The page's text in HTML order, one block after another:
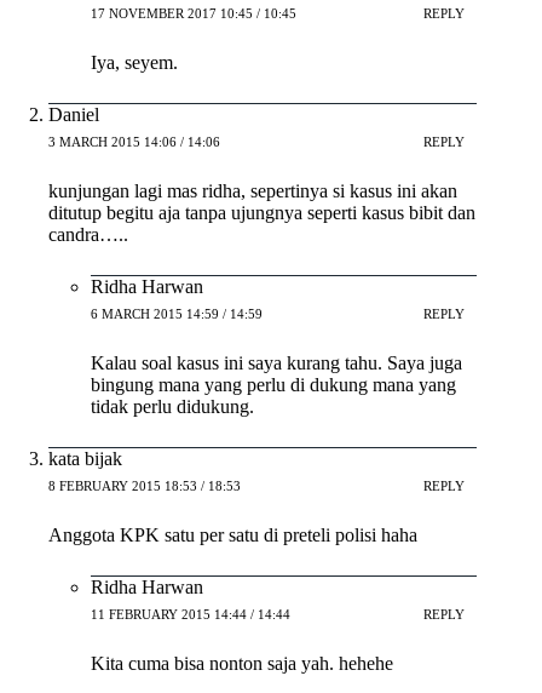
17 NOVEMBER 2017 10:45 / 10:45 REPLY
Iya, seyem.
Daniel
3 MARCH 2015 14:06 / 14:06 REPLY
kunjungan lagi mas ridha, sepertinya si kasus ini akan
ditutup begitu aja tanpa ujungnya seperti kasus bibit dan
candra…..
Ridha Harwan
6 MARCH 2015 14:59 / 14:59 REPLY
Kalau soal kasus ini saya kurang tahu. Saya juga
bingung mana yang perlu di dukung mana yang
tidak perlu didukung.
kata bijak
8 FEBRUARY 2015 18:53 / 18:53 REPLY
Anggota KPK satu per satu di preteli polisi haha
Ridha Harwan
11 FEBRUARY 2015 14:44 / 14:44 REPLY
Kita cuma bisa nonton saja yah. hehehe